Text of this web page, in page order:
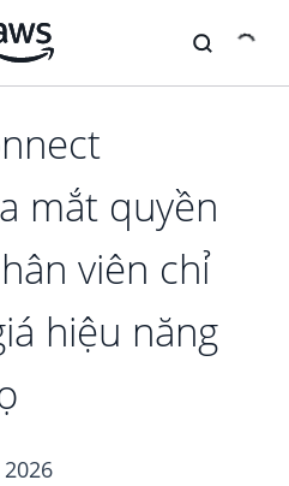
mắt quyền
viên chỉ
hiệu năng